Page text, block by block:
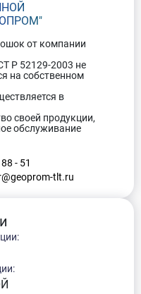
от компании
Р 52129-2003 не
на собственном
в
своей продукции,
обслуживание
- 51
tlt.ru